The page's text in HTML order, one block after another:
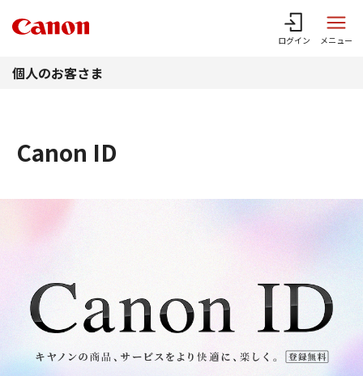
ログイン メニュー
個人のお客さま
Canon ID